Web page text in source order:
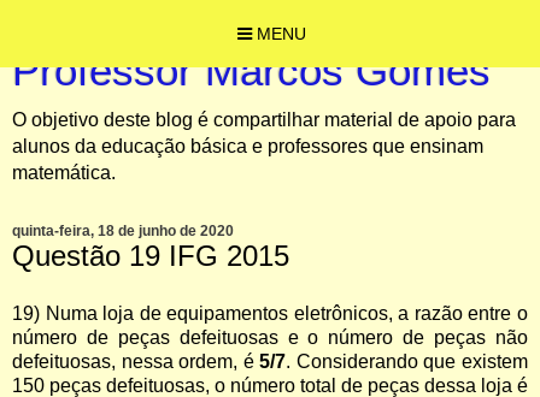
MENU
Professor Marcos Gomes
O objetivo deste blog é compartilhar material de apoio para
alunos da educação básica e professores que ensinam
matemática.
quinta-feira, 18 de junho de 2020
Questão 19 IFG 2015
19) Numa loja de equipamentos eletrônicos, a razão entre o
número de peças defeituosas e o número de peças não
defeituosas, nessa ordem, é5/7. Considerando que existem
150 peças defeituosas, o número total de peças dessa loja é